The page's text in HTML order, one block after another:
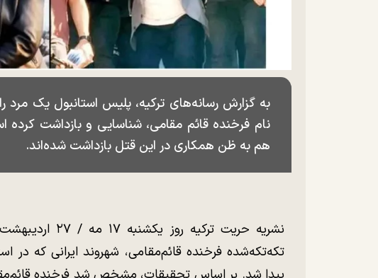
به گزارش رسانه‌های ترکیه، پلیس استانبول یک
نام فرخنده قائم مقامی، شناسایی و بازداشت کرده
هم به ظن همکاری در این قتل بازداشت شده‌اند.
نشریه حریت
تکه‌تکه‌شده فرخنده قائم‌مقامی، شهروند ایرانی که در